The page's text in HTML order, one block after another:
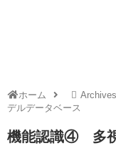
ホーム Archives
デルデータベース
機能認識④ 多視